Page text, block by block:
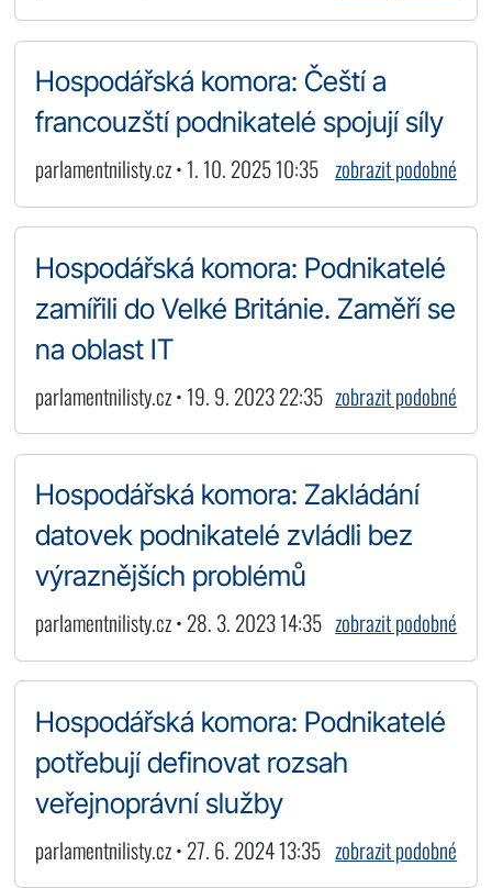
Hospodářská komora: Čeští a
francouzští podnikatelé spojují síly
parlamentnilisty.cz • 1. 10. 2025 10:35 zobrazit podobné
Hospodářská komora: Podnikatelé
zamířili do Velké Británie. Zaměří se
na oblast IT
parlamentnilisty.cz • 19. 9. 2023 22:35 zobrazit podobné
Hospodářská komora: Zakládání
datovek podnikatelé zvládli bez
výraznějších problémů
parlamentnilisty.cz • 28. 3. 2023 14:35 zobrazit podobné
Hospodářská komora: Podnikatelé
potřebují definovat rozsah
veřejnoprávní služby
parlamentnilisty.cz • 27. 6. 2024 13:35 zobrazit podobné